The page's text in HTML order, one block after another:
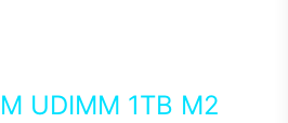
UDIMM 1TB M2